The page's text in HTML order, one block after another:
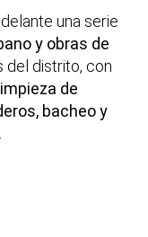
una serie
y obras de
del distrito, con
de
bacheo y